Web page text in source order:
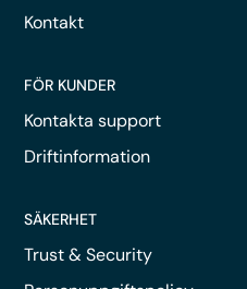
Kontakt
FÖR KUNDER
Kontakta support
Driftinformation
SÄKERHET
Trust & Security